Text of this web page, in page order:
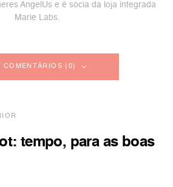
AngelUs e é sócia da loja integrada
Marie Labs.
COMENTÁRIOS (0)
tempo, para as boas